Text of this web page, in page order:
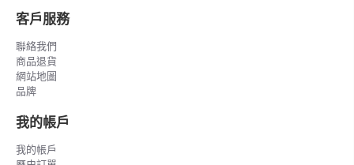
客戶服務
聯絡我們
商品退貨
網站地圖
品牌
我的帳戶
我的帳戶